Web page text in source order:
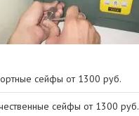
сейфы от 1300 руб.
сейфы от 1300 руб.